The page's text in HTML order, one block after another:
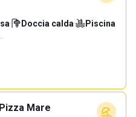
· Doccia calda·
Piscina
Mare